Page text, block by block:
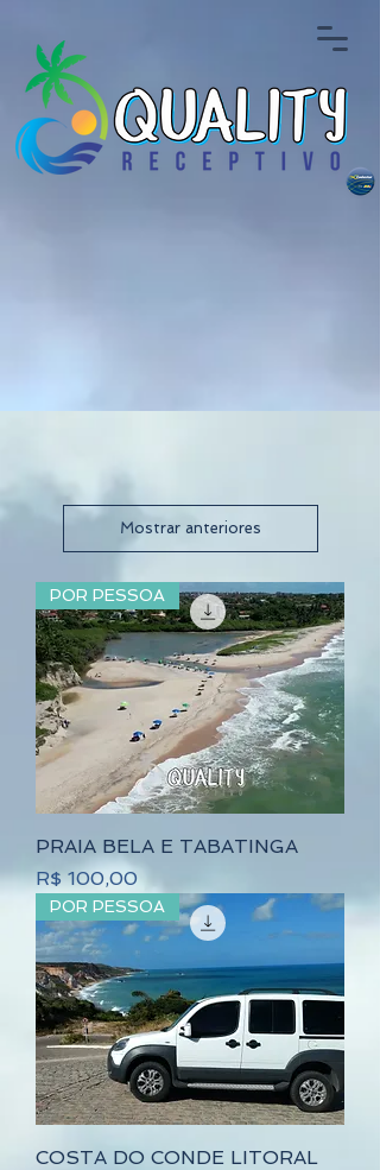
Mostrar anteriores
POR PESSOA
PRAIA BELA E TABATINGA
Preço
R$ 100,00
POR PESSOA
COSTA DO CONDE LITORAL